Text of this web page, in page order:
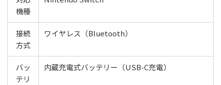
機種
接続
方式
ワイヤレス（Bluetooth）
バッ
テリ
内蔵充電式バッテリー（USB-C充電）